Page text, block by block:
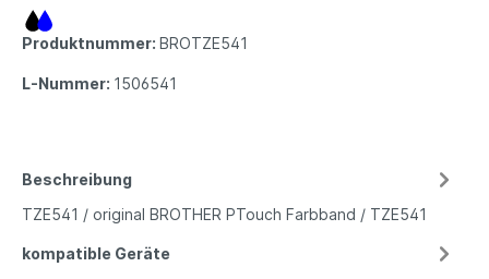
Produktnummer: BROTZE541
L-Nummer: 1506541
Beschreibung
TZE541 / original BROTHER PTouch Farbband / TZE541
kompatible Geräte